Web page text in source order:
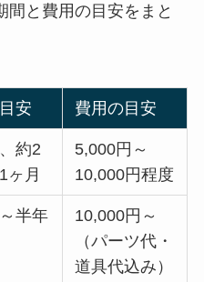
間と費用の目安をまと
安 費用の目安
約2
ヶ月
5,000円～
10,000円程度
半年
10,000円～
（パーツ代・
道具代込み）